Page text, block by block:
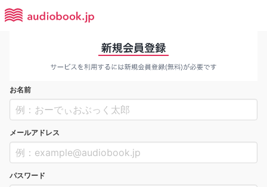
お名前
メールアドレス
パスワード